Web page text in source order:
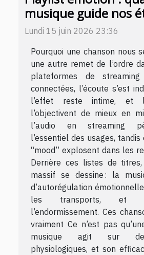
musique guide nos
Lundi 15 juin 2026 23:36
Pourquoi une chanson nous
une autre remet de l’ordre
plateformes de
connectées, l’écoute s’est
l’effet reste intime, et
l’objectivent de mieux en
l’audio en streaming
l’essentiel des usages,
“mood” explosent dans les
Derrière ces listes de
massif se dessine : la
d’autorégulation
les transports, et
l’endormissement. Ces
vraiment Ce n’est pas
musique agit sur
physiologiques, et son